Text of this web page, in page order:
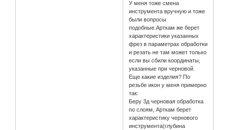
У меня тоже смена
инструмента вручную и тоже
были вопросы
подобные.Арткам же берет
характеристики указанных
фрез в параметрах обработки
и резать не там может только
если вы сбили координаты,
указанные при черновой.
Еще какие изделия? По
резьбе икон у меня примерно
так:
Беру 3д черновая обработка
по слоям, Арткам берет
характеристику чернового
инструмента(глубина